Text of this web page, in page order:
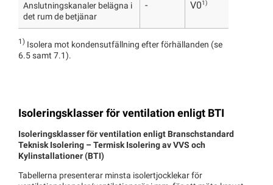
Anslutningskanaler belägna i
det rum de betjänar
- V01)
1) Isolera mot kondensutfällning efter förhällanden (se
6.5 samt 7.1).
Isoleringsklasser för ventilation enligt BTI
Isoleringsklasser för ventilation enligt Branschstandard
Teknisk Isolering – Termisk Isolering av VVS och
Kylinstallationer (BTI)
Tabellerna presenterar minsta isolertjocklekar för